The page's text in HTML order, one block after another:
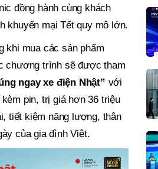
đồng hành cùng khách
khuyến mại Tết quy mô lớn.
khi mua các sản phẩm
chương trình sẽ được tham
ngay xe điện Nhật” với
pin, trị giá hơn 36 triệu
tiết kiệm năng lượng, thân
của gia đình Việt.